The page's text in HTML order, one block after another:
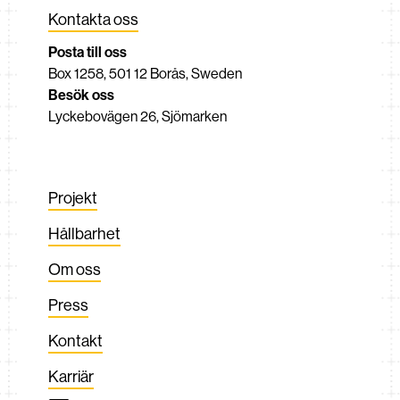
Kontakta oss
Posta till oss
Box 1258, 501 12 Borås, Sweden
Besök oss
Lyckebovägen 26, Sjömarken
Projekt
Hållbarhet
Om oss
Press
Kontakt
Karriär